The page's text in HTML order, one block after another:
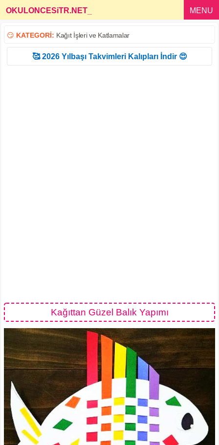
OKULONCESiTR.NET MENU
😏 KATEGORİ: Kağıt İşleri ve Katlamalar
🥰 2026 Yılbaşı Takvimleri Kalıpları İndir 😍
Kağıttan Güzel Balık Yapımı